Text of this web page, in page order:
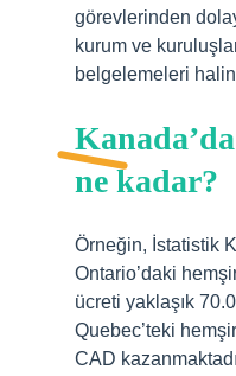
görevlerinden
kurum ve
belgelemeleri
ne kadar?
Örneğin, İstatistik
Ontario’daki
ücreti yaklaşık
Quebec’teki
CAD